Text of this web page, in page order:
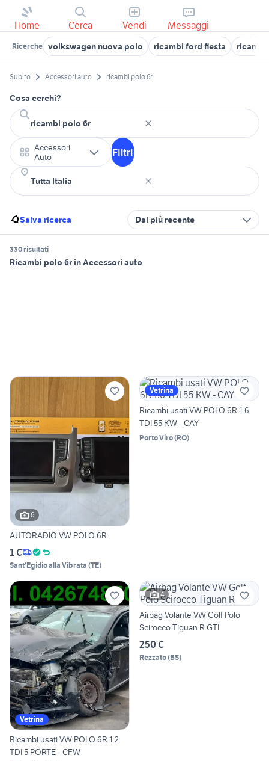
Home Cerca Vendi Messaggi
Ricerche volkswagen nuova polo ricambi ford fiesta ricambi
Subito Accessori auto ricambi polo 6r
Cosa cerchi?
Accessori
Auto
Filtri
Salva ricerca Dal più recente
330 risultati
Ricambi polo 6r in Accessori auto
6
AUTORADIO VW POLO 6R
1 €
Sant'Egidio alla Vibrata (TE)
Vetrina
Ricambi usati VW POLO 6R 1.6
TDI 55 KW - CAY
Porto Viro(RO)
Vetrina
Ricambi usati VW POLO 6R 1.2
TDI 5 PORTE - CFW
4
Airbag Volante VW Golf Polo
Scirocco Tiguan R GTI
250 €
Rezzato(BS)